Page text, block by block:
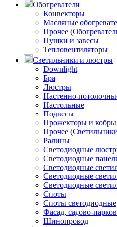
Обогреватели
Конвекторы
Масляные
Прочее
Пушки и завесы
Тепловентиляторы
Светильники и люстры
Downlight
Бра
Люстры
Настенно-
Настольные
Подвесы
Прожекторы и кобры
Прочее
Ралины
Светодиодные
Светодиодные
Светодиодные
Светодиодные
Светодиодные
Споты
Споты светодиодные
Фасад, садово-
Шинопровод